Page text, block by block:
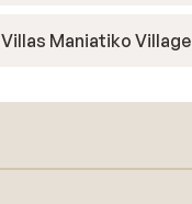
Villas Maniatiko Village